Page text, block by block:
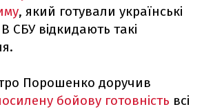
, який готували українські
СБУ відкидають такі
Порошенко доручив
бойову готовність всі